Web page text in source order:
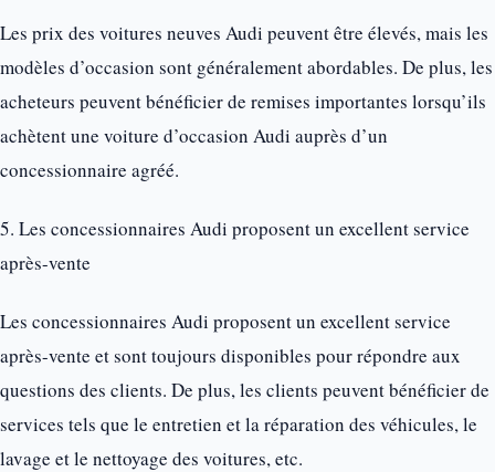
Les prix des voitures neuves Audi peuvent être élevés, mais les
modèles d’occasion sont généralement abordables. De plus, les
acheteurs peuvent bénéficier de remises importantes lorsqu’ils
achètent une voiture d’occasion Audi auprès d’un
concessionnaire agréé.
5. Les concessionnaires Audi proposent un excellent service
après-vente
Les concessionnaires Audi proposent un excellent service
après-vente et sont toujours disponibles pour répondre aux
questions des clients. De plus, les clients peuvent bénéficier de
services tels que le entretien et la réparation des véhicules, le
lavage et le nettoyage des voitures, etc.